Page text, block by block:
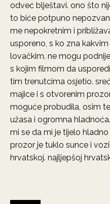
odveć blještavi. ono što
to biće potpuno
me nepokretnim i
usporeno, s ko zna
lovačkim. ne mogu
s kojim filmom da
tim trenutcima osjetio.
majice i s otvorenim
moguće probudila, osim
užasa i ogromna
mi se da mi je tijelo
prozor je tuklo sunce i
hrvatskoj. najljepšoj